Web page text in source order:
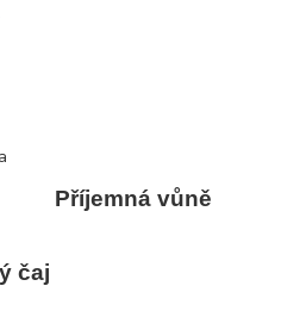
Příjemná vůně